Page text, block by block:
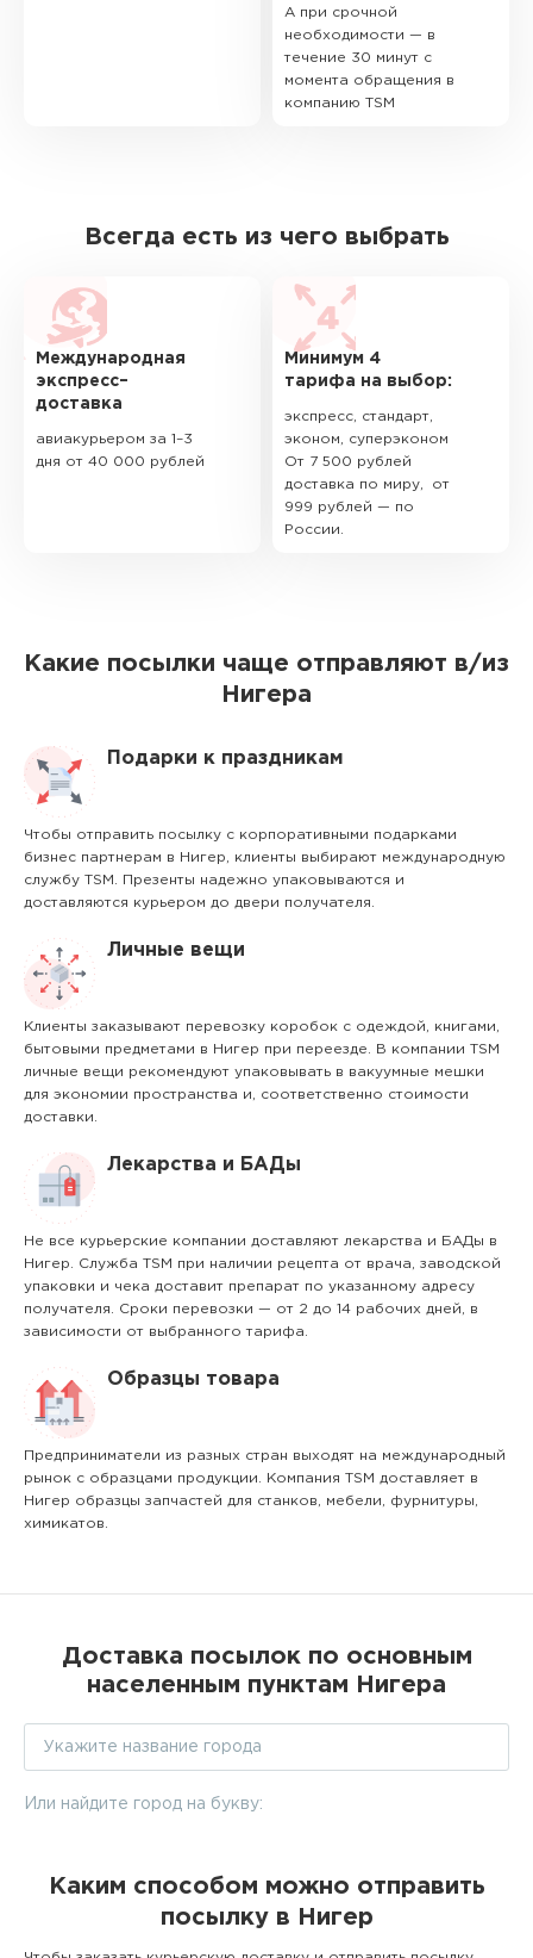
А при срочной
необходимости — в
течение 30 минут с
момента обращения в
компанию TSM
Всегда есть из чего выбрать
Международная
экспресс–
доставка
авиакурьером за 1–3
дня от 40 000 рублей
Минимум 4
тарифа на выбор:
экспресс, стандарт,
эконом, суперэконом
От 7 500 рублей
доставка по миру, от
999 рублей — по
России.
Какие посылки чаще отправляют в/из
Нигера
Подарки к праздникам
Чтобы отправить посылку с корпоративными подарками
бизнес партнерам в Нигер, клиенты выбирают международную
службу TSM. Презенты надежно упаковываются и
доставляются курьером до двери получателя.
Личные вещи
Клиенты заказывают перевозку коробок с одеждой, книгами,
бытовыми предметами в Нигер при переезде. В компании TSM
личные вещи рекомендуют упаковывать в вакуумные мешки
для экономии пространства и, соответственно стоимости
доставки.
Лекарства и БАДы
Не все курьерские компании доставляют лекарства и БАДы в
Нигер. Служба TSM при наличии рецепта от врача, заводской
упаковки и чека доставит препарат по указанному адресу
получателя. Сроки перевозки — от 2 до 14 рабочих дней, в
зависимости от выбранного тарифа.
Образцы товара
Предприниматели из разных стран выходят на международный
рынок с образцами продукции. Компания TSM доставляет в
Нигер образцы запчастей для станков, мебели, фурнитуры,
химикатов.
Доставка посылок по основным
населенным пунктам Нигера
Или найдите город на букву:
Каким способом можно отправить
посылку в Нигер